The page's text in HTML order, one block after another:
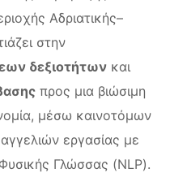
Αδριατικής–
στην
δεξιοτήτων και
προς μια βιώσιμη
μέσω καινοτόμων
εργασίας με
Γλώσσας (NLP).